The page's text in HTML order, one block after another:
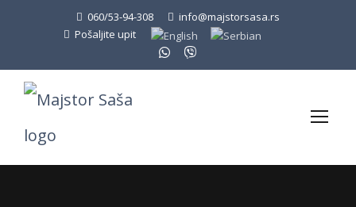
060/53-94-308
info@majstorsasa.rs
Pošaljite upit